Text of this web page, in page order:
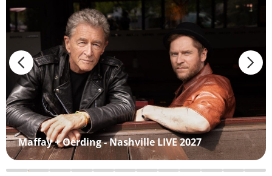
Maffay + Oerding - Nashville LIVE 2027